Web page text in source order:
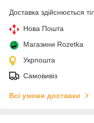
Доставка здійснюється
Нова Пошта
Магазини Rozetka
Укрпошта
Самовивіз
Всі умови доставки